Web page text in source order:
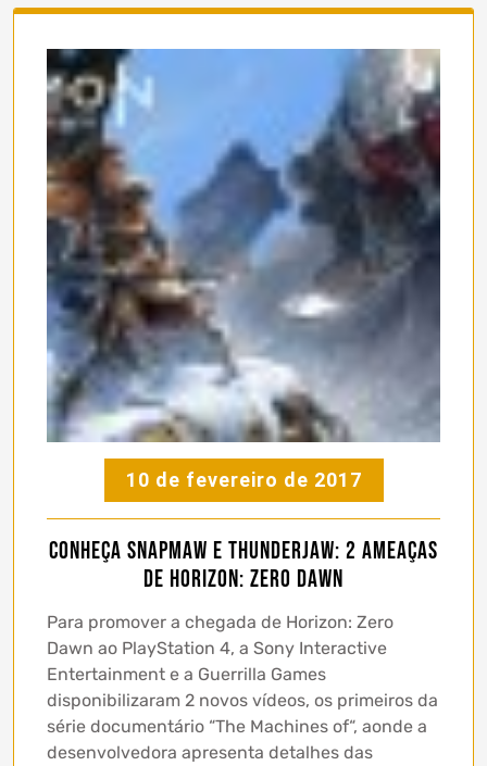
10 de fevereiro de 2017
Conheça Snapmaw e Thunderjaw: 2 ameaças
de Horizon: Zero Dawn
Para promover a chegada de Horizon: Zero
Dawn ao PlayStation 4, a Sony Interactive
Entertainment e a Guerrilla Games
disponibilizaram 2 novos vídeos, os primeiros da
série documentário “The Machines of“, aonde a
desenvolvedora apresenta detalhes das